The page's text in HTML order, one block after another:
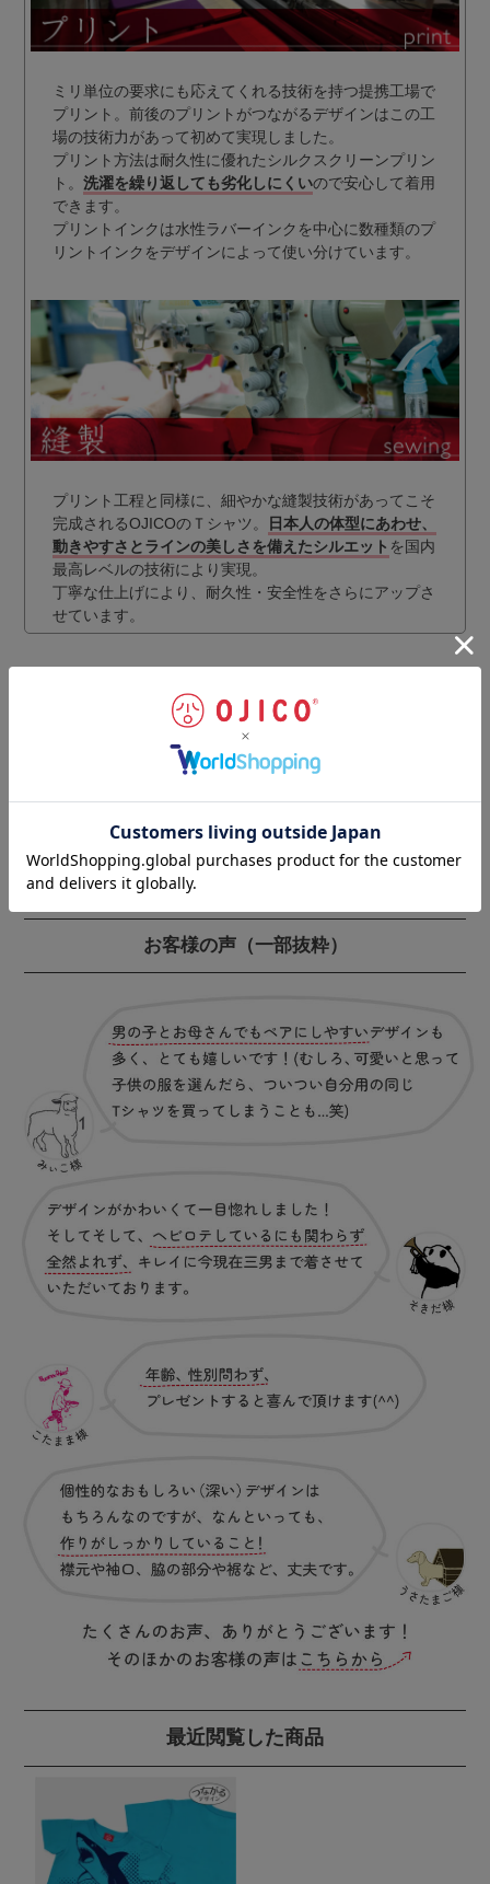
ミリ単位の要求にも応えてくれる技術を持つ提携工場で
プリント。前後のプリントがつながるデザインはこの工
場の技術力があって初めて実現しました。
プリント方法は耐久性に優れたシルクスクリーンプリン
ト。 洗濯を繰り返しても劣化しにくいので安心して着用
できます。
プリントインクは水性ラバーインクを中心に数種類のプ
リントインクをデザインによって使い分けています。
プリント工程と同様に、細やかな縫製技術があってこそ
完成されるOJICOのＴシャツ。
日本人の体型にあわせ、
動きやすさとラインの美しさを備えたシルエット を国内
最高レベルの技術により実現。
丁寧な仕上げにより、耐久性・安全性をさらにアップさ
せています。
お客様の声（一部抜粋）
最近閲覧した商品